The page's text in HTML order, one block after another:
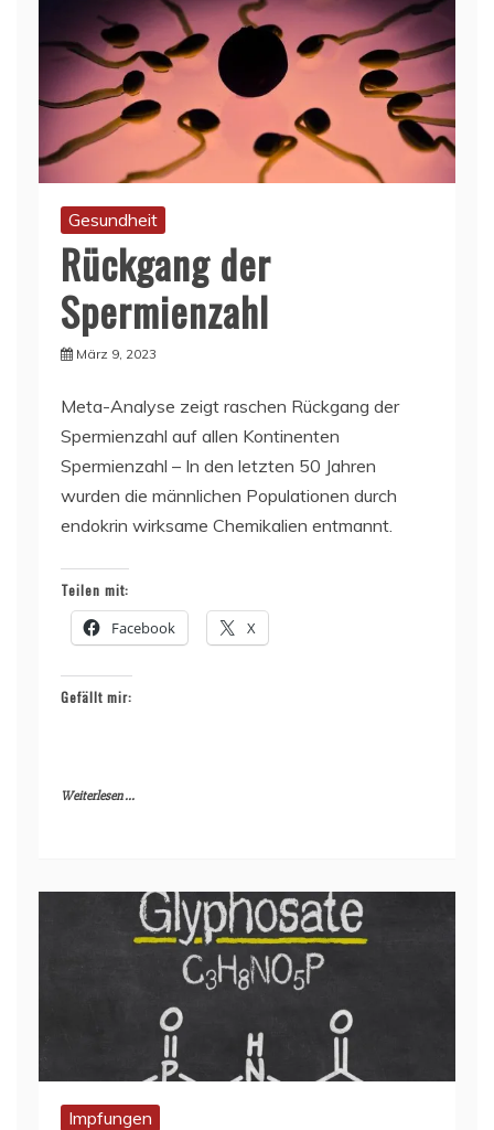
Gesundheit
Rückgang der
Spermienzahl
März 9, 2023
Meta-Analyse zeigt raschen Rückgang der
Spermienzahl auf allen Kontinenten
Spermienzahl – In den letzten 50 Jahren
wurden die männlichen Populationen durch
endokrin wirksame Chemikalien entmannt.
Teilen mit:
Facebook X
Gefällt mir:
Weiterlesen ...
Impfungen